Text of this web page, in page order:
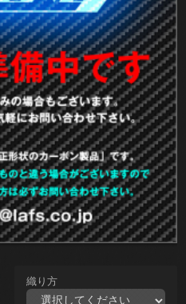
織り方